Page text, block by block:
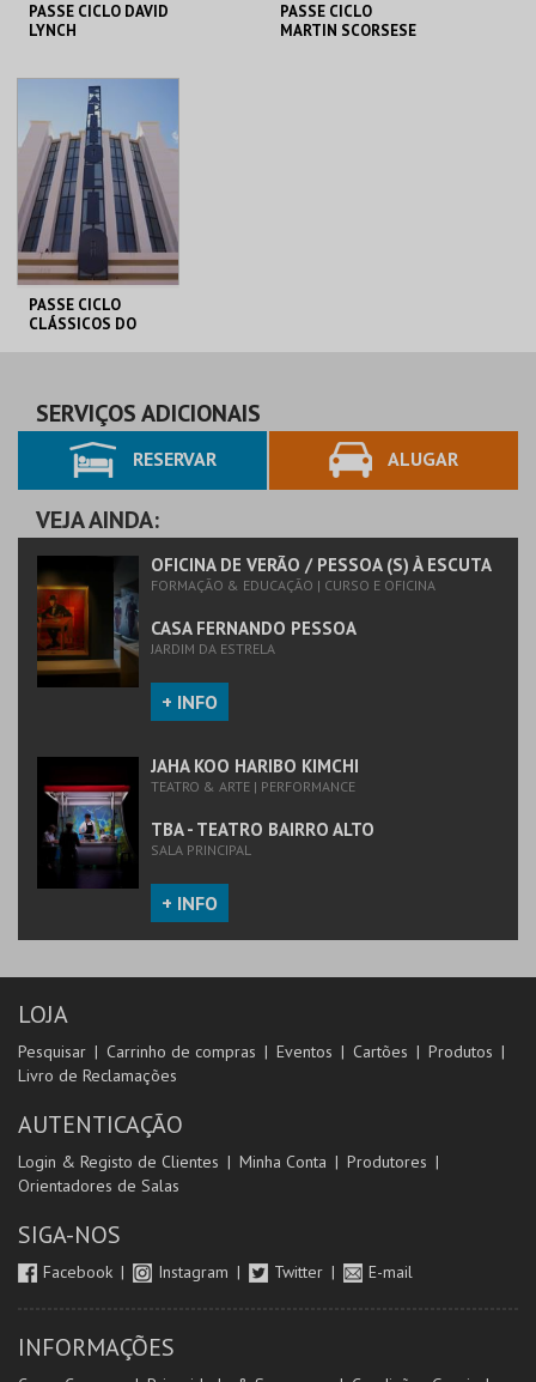
PASSE CICLO DAVID
LYNCH
AQUISIÇÃO
MAIS INFO
COMPRAR
PASSE CICLO
MARTIN SCORSESE
PASSE CICLO
CLÁSSICOS DO
AQUISIÇÃO
MAIS INFO
COMPRAR
SERVIÇOS ADICIONAIS
RESERVAR ALUGAR
VEJA AINDA:
OFICINA DE VERÃO / PESSOA (S) À ESCUTA
FORMAÇÃO & EDUCAÇÃO | CURSO E OFICINA
CASA FERNANDO PESSOA
JARDIM DA ESTRELA
+ INFO
JAHA KOO HARIBO KIMCHI
TEATRO & ARTE | PERFORMANCE
TBA - TEATRO BAIRRO ALTO
SALA PRINCIPAL
+ INFO
LOJA
Pesquisar Carrinho de compras Eventos Cartões
Produtos
Livro de Reclamações
AUTENTICAÇÃO
Login & Registo de Clientes Minha Conta
Produtores
Orientadores de Salas
SIGA-NOS
Facebook Instagram Twitter E-mail
INFORMAÇÕES